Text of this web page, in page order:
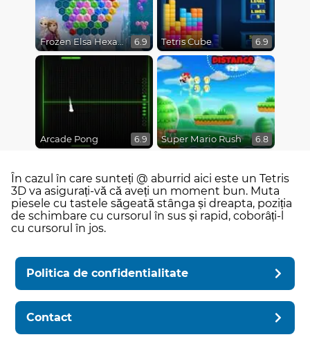
Frozen Elsa Hexagon Puzzle 6.9 Tetris Cube 6.9
Arcade Pong 6.9 Super Mario Rush 6.8
În cazul în care sunteți @ aburrid aici este un Tetris
3D va asigurați-vă că aveți un moment bun. Muta
piesele cu tastele săgeată stânga și dreapta, poziția
de schimbare cu cursorul în sus și rapid, coborâți-l
cu cursorul în jos.
Politica de confidentialitate
Contact